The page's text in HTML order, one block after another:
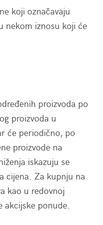
koji označavaju
nekom iznosu koji će
proizvoda po
proizvoda u
će periodično, po
proizvode na
iskazuju se
cijena. Za kupnju na
kao u redovnoj
ponude.